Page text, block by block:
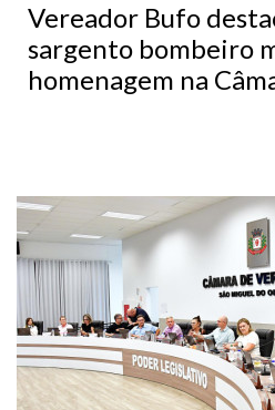
Vereador Bufo
sargento bombeiro
homenagem na